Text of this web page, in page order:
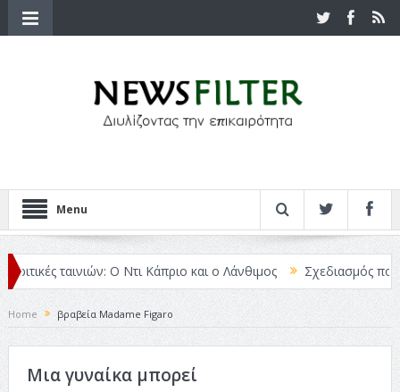
Menu
ταινιών: Ο Ντι Κάπριο και ο Λάνθιμος Σχεδιασμός που
Home βραβεία Madame Figaro
Μια γυναίκα μπορεί